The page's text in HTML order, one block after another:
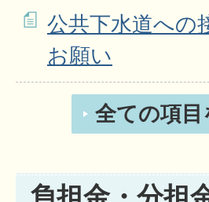
公共下水道への
お願い
全ての項目